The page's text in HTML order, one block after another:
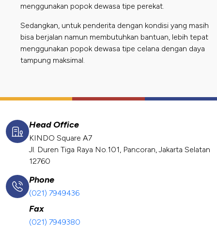
menggunakan popok dewasa tipe perekat.
Sedangkan, untuk penderita dengan kondisi yang masih
bisa berjalan namun membutuhkan bantuan, lebih tepat
menggunakan popok dewasa tipe celana dengan daya
tampung maksimal.
Head Office
KINDO Square A7
Jl. Duren Tiga Raya No.101, Pancoran, Jakarta Selatan
12760
Phone
(021) 7949436
Fax
(021) 7949380